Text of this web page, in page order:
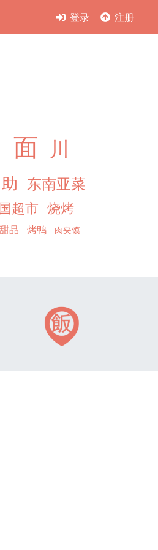
登录 注册
面
川
东南亚菜
超市 烧烤
甜品 烤鸭 肉夹馍